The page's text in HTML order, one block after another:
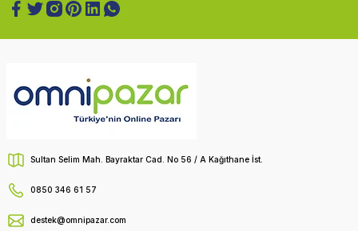
Sultan Selim Mah. Bayraktar Cad. No 56 / A Kağıthane İst.
0850 346 61 57
destek@omnipazar.com